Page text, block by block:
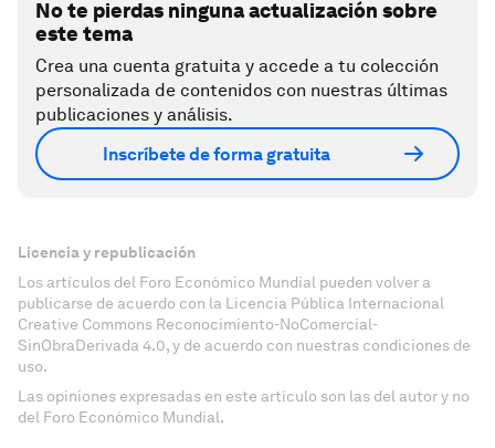
No te pierdas ninguna actualización sobre
este tema
Crea una cuenta gratuita y accede a tu colección
personalizada de contenidos con nuestras últimas
publicaciones y análisis.
Inscríbete de forma gratuita
Licencia y republicación
Los artículos del Foro Económico Mundial pueden volver a
publicarse de acuerdo con la Licencia Pública Internacional
Creative Commons Reconocimiento-NoComercial-
SinObraDerivada 4.0, y de acuerdo con nuestras condiciones de
uso.
Las opiniones expresadas en este artículo son las del autor y no
del Foro Económico Mundial.